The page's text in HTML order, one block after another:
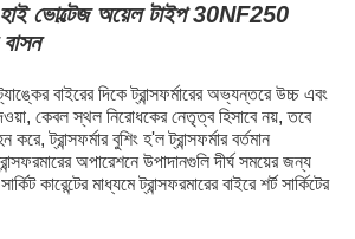
হাই ভোল্টেজ অয়েল টাইপ 30NF250
বাসন
বাইরের দিকে ট্রান্সফর্মারের অভ্যন্তরে উচ্চ এবং
কেবল স্থল নিরোধকের নেতৃত্ব হিসাবে নয়, তবে
ট্রান্সফর্মার বুশিং হ'ল ট্রান্সফর্মার বর্তমান
অপারেশনে উপাদানগুলি দীর্ঘ সময়ের জন্য
কারেন্টের মাধ্যমে ট্রান্সফরমারের বাইরে শর্ট সার্কিটের